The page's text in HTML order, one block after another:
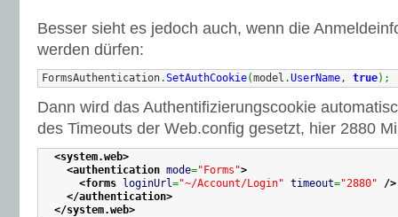
Besser sieht es jedoch auch, wenn die
werden dürfen:
FormsAuthentication.SetAuthCookie(model .UserName, true) ;
Dann wird das Authentifizierungscookie
des Timeouts der Web.config gesetzt, hier 2880
<system.web>
<authentication mode="Forms">
<forms
loginUrl="~/Account/Login" timeout="2880"
/>
</authentication>
</system.web>